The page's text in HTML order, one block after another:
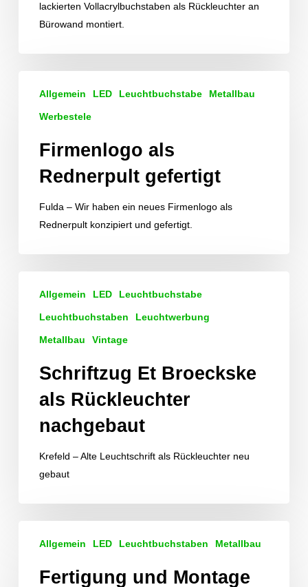
lackierten Vollacrylbuchstaben als Rückleuchter an
Bürowand montiert.
Rednerpult
Allgemein LED Leuchtbuchstabe Metallbau
Werbestele
Firmenlogo als
Rednerpult gefertigt
Fulda – Wir haben ein neues Firmenlogo als
Rednerpult konzipiert und gefertigt.
Broeckske
nachgebaut
Allgemein LED Leuchtbuchstabe
Leuchtbuchstaben Leuchtwerbung
Metallbau Vintage
Schriftzug Et Broeckske
als Rückleuchter
nachgebaut
Krefeld – Alte Leuchtschrift als Rückleuchter neu
gebaut
Allgemein LED Leuchtbuchstaben Metallbau
Fertigung und Montage